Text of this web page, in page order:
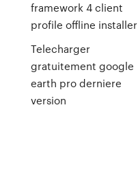
framework 4 client
profile offline installer
Telecharger
gratuitement google
earth pro derniere
version